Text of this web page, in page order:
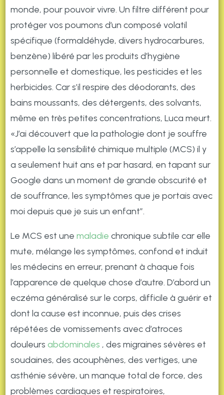
monde, pour pouvoir vivre. Un filtre différent pour
protéger vos poumons d’un composé volatil
spécifique (formaldéhyde, divers hydrocarbures,
benzène) libéré par les produits d’hygiène
personnelle et domestique, les pesticides et les
herbicides. Car s’il respire des déodorants, des
bains moussants, des détergents, des solvants,
même en très petites concentrations, Luca meurt.
«J’ai découvert que la pathologie dont je souffre
s’appelle la sensibilité chimique multiple (MCS) il y
a seulement huit ans et par hasard, en tapant sur
Google dans un moment de grande obscurité et
de souffrance, les symptômes que je portais avec
moi depuis que je suis un enfant”.
Le MCS est unemaladie chronique subtile car elle
mute, mélange les symptômes, confond et induit
les médecins en erreur, prenant à chaque fois
l’apparence de quelque chose d’autre. D’abord un
eczéma généralisé sur le corps, difficile à guérir et
dont la cause est inconnue, puis des crises
répétées de vomissements avec d’atroces
douleursabdominales , des migraines sévères et
soudaines, des acouphènes, des vertiges, une
asthénie sévère, un manque total de force, des
problèmes cardiaques et respiratoires,